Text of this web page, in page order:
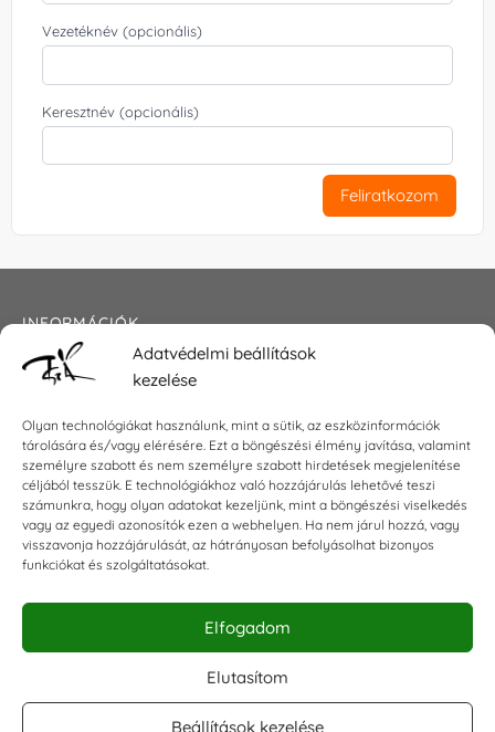
Adatvédelmi beállítások
kezelése
Olyan technológiákat használunk, mint a sütik, az eszközinformációk
tárolására és/vagy elérésére. Ezt a böngészési élmény javítása, valamint
személyre szabott és nem személyre szabott hirdetések megjelenítése
céljából tesszük. E technológiákhoz való hozzájárulás lehetővé teszi
számunkra, hogy olyan adatokat kezeljünk, mint a böngészési viselkedés
vagy az egyedi azonosítók ezen a webhelyen. Ha nem járul hozzá, vagy
visszavonja hozzájárulását, az hátrányosan befolyásolhat bizonyos
funkciókat és szolgáltatásokat.
Elfogadom
Elutasítom
Beállítások kezelése
Vezetéknév (opcionális)
Keresztnév (opcionális)
Feliratkozom
INFORMÁCIÓK
Általános szerződési feltételek
Impresszum
KAPCSOLAT
E-mail:shop@torokszilvi.com
Telefon: +36 30 6767872
KÖZÖSSÉGI